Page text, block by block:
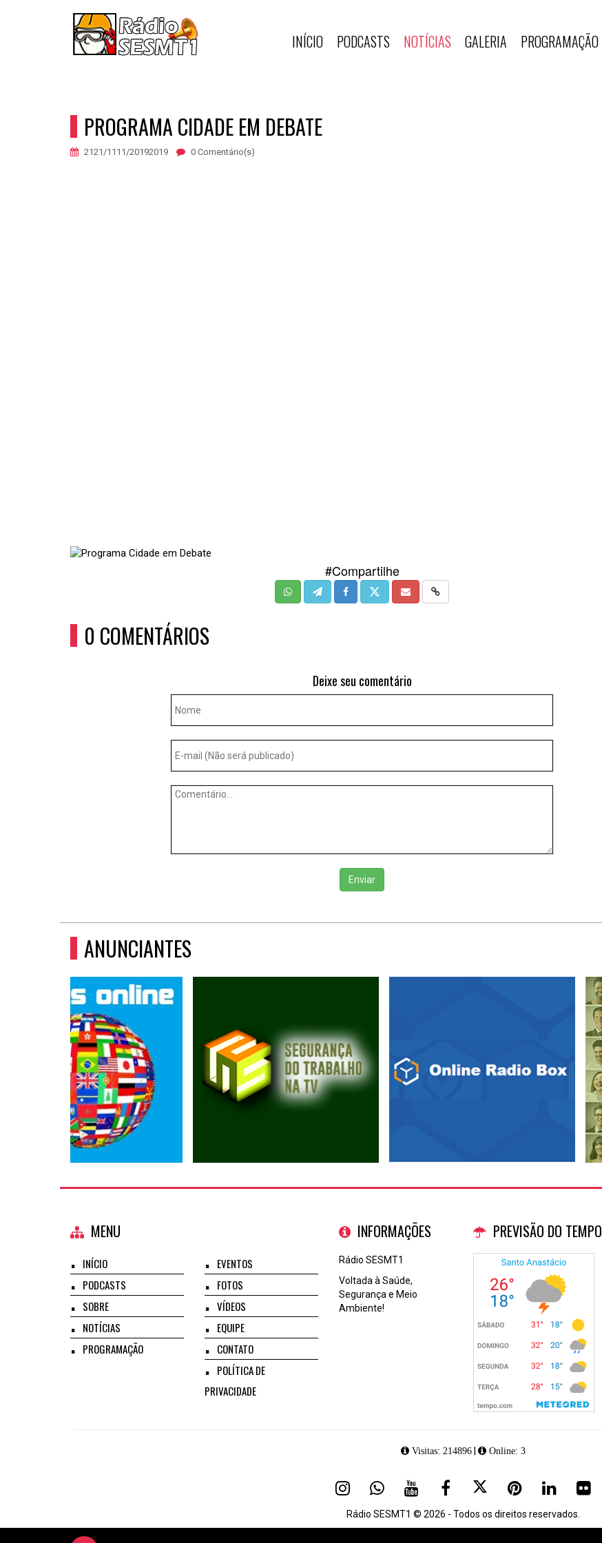
INÍCIO PODCASTS NOTÍCIAS GALERIA PROGRAMAÇÃO
PROGRAMA CIDADE EM DEBATE
2121/1111/20192019 0 Comentário(s)
#Compartilhe
0 COMENTÁRIOS
Deixe seu comentário
Enviar
ANUNCIANTES
MENU
INÍCIO
PODCASTS
SOBRE
NOTÍCIAS
PROGRAMAÇÃO
EVENTOS
FOTOS
VÍDEOS
EQUIPE
CONTATO
POLÍTICA DE
PRIVACIDADE
INFORMAÇÕES
Rádio SESMT1
Voltada à Saúde,
Segurança e Meio
Ambiente!
PREVISÃO DO TEMPO
Visitas: 214896| Online: 3
Rádio SESMT1 © 2026 - Todos os direitos reservados.